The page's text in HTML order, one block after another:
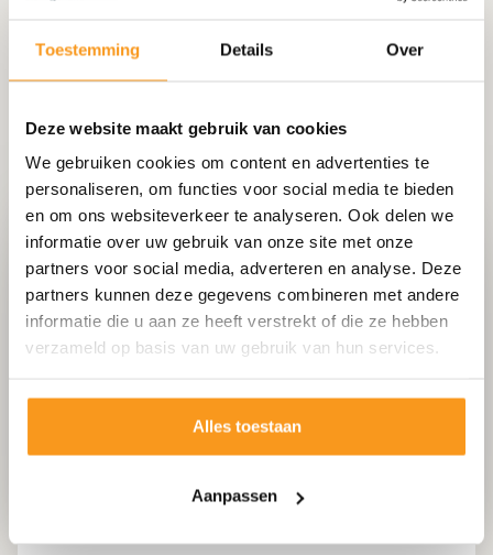
Toestemming Details Over
Deze website maakt gebruik van cookies
We gebruiken cookies om content en advertenties te
personaliseren, om functies voor social media te bieden
en om ons websiteverkeer te analyseren. Ook delen we
informatie over uw gebruik van onze site met onze
partners voor social media, adverteren en analyse. Deze
partners kunnen deze gegevens combineren met andere
informatie die u aan ze heeft verstrekt of die ze hebben
verzameld op basis van uw gebruik van hun services.
Alles toestaan
Aanpassen
Het bedrijf voor tegelvloer
in Sliedrecht
Slingerland.nl is dé specialist voor tegelvloer.
Wij leveren en plaatsen tegelvloeren voor
Service van advies tot plaatsing